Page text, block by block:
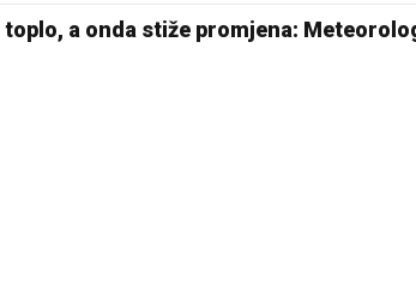
a onda stiže promjena: